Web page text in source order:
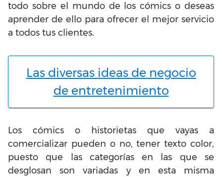
todo sobre el mundo de los cómics o deseas
aprender de ello para ofrecer el mejor servicio
a todos tus clientes.
Las diversas ideas de negocio
de entretenimiento
Los cómics o historietas que vayas a
comercializar pueden o no, tener texto color,
puesto que las categorías en las que se
desglosan son variadas y en esta misma